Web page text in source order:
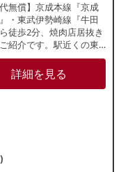
代無償】京成本線『京成
・東武伊勢崎線『牛田
徒歩2分、焼肉店居抜き
紹介です。駅近くの東
に位置する路面店！駅
帰宅動線上に位置してお
域住民のリピーター獲得
ブルのレイアウト！類似
詳細を見る